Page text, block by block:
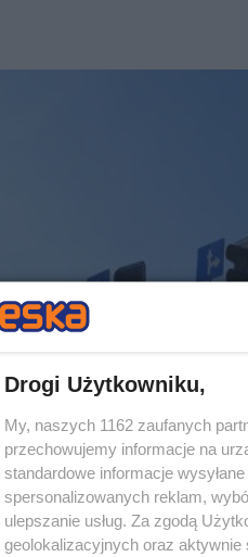
Drogi Użytkowniku,
My, naszych 1162 zaufanych
przechowujemy informacje na
standardowe informacje
spersonalizowanych reklam,
ulepszanie usług. Za zgodą
geolokalizacyjnych oraz